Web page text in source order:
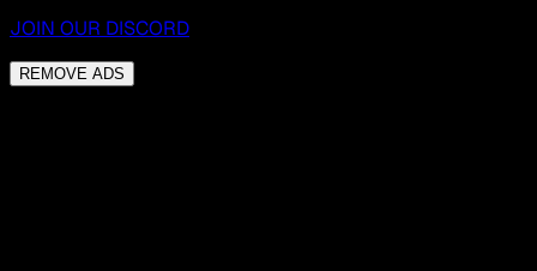
JOIN OUR DISCORD
REMOVE ADS